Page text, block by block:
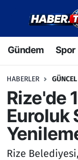
Gündem Spor
HABERLER GÜNCEL
Rize'de
Euroluk
Rize
Gündem
Spor
Dünya
Sağlık
Ekonomi
Hava
Trafik
Süper Lig
Tüm
Son Dakika